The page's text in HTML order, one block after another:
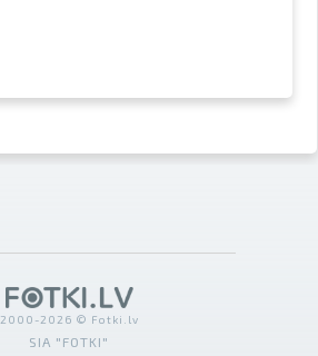
2000-2026 © Fotki.lv
SIA "FOTKI"